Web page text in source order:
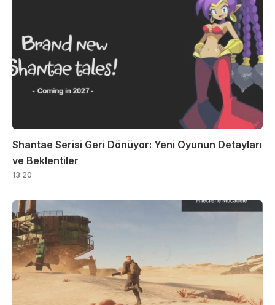
Shantae Serisi Geri Dönüyor: Yeni Oyunun Detayları
ve Beklentiler
13:20